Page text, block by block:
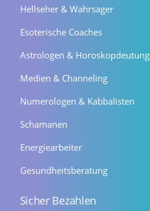
Hellseher & Wahrsager
Esoterische Coaches
Astrologen & Horoskopdeutung
Medien & Channeling
Numerologen & Kabbalisten
Schamanen
Energiearbeiter
Gesundheitsberatung
Sicher Bezahlen